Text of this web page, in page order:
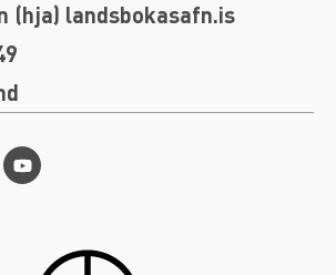
(hja) landsbokasafn.is